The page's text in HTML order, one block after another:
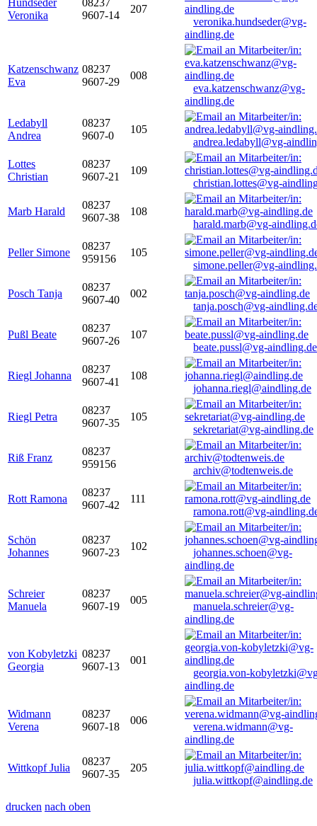
Hundseder
Veronika
08237
9607-14
207
veronika.hundseder@vg-
aindling.de
Katzenschwanz
Eva
08237
9607-29
008
eva.katzenschwanz@vg-
aindling.de
Ledabyll
Andrea
08237
9607-0
105
andrea.ledabyll@vg-
Lottes
Christian
08237
9607-21
109
christian.lottes@vg-
Marb Harald
08237
9607-38
108
harald.marb@vg-
Peller Simone
08237
959156
105
simone.peller@vg-
Posch Tanja
08237
9607-40
002
tanja.posch@vg-
Pußl Beate
08237
9607-26
107
beate.pussl@vg-aindling.de
Riegl Johanna
08237
9607-41
108
johanna.riegl@aindling.de
Riegl Petra
08237
9607-35
105
sekretariat@vg-aindling.de
Riß Franz
08237
959156
archiv@todtenweis.de
Rott Ramona
08237
9607-42
111
ramona.rott@vg-
Schön
Johannes
08237
9607-23
102
johannes.schoen@vg-
aindling.de
Schreier
Manuela
08237
9607-19
005
manuela.schreier@vg-
aindling.de
von Kobyletzki
Georgia
08237
9607-13
001
georgia.von-
aindling.de
Widmann
Verena
08237
9607-18
006
verena.widmann@vg-
aindling.de
Wittkopf Julia
08237
9607-35
205
julia.wittkopf@aindling.de
drucken nach oben